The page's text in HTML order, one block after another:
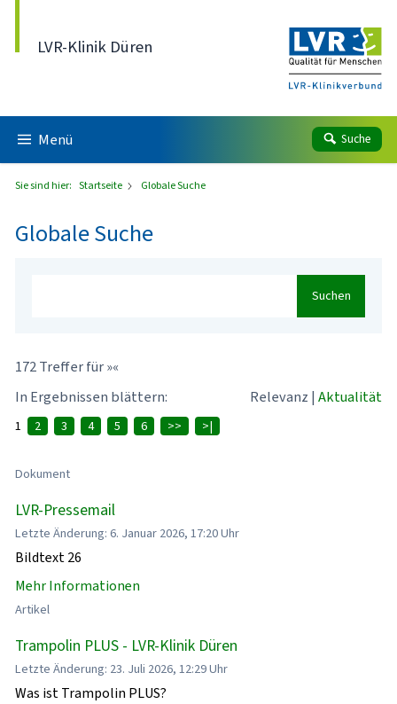
LVR-Klinik Düren
Menü Suche
Sie sind hier: Startseite Globale Suche
Globale Suche
Suchen
172 Treffer für »«
In Ergebnissen blättern:
Relevanz | Aktualität
1 2 3 4 5 6 >> >|
Dokument
LVR-Pressemail
Letzte Änderung: 6. Januar 2026, 17:20 Uhr
Bildtext 26
Mehr Informationen
Artikel
Trampolin PLUS - LVR-Klinik Düren
Letzte Änderung: 23. Juli 2026, 12:29 Uhr
Was ist Trampolin PLUS?